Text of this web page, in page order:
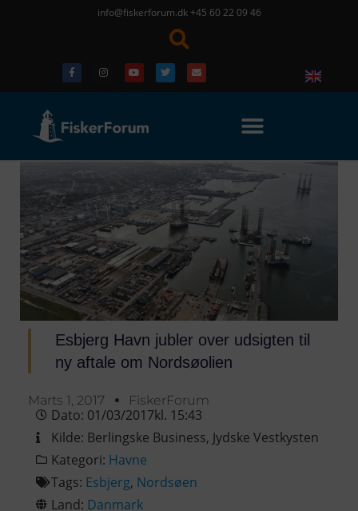
info@fiskerforum.dk +45 60 22 09 46
Esbjerg Havn jubler over udsigten til
ny aftale om Nordsøolien
Marts 1, 2017 FiskerForum
Dato: 01/03/2017kl. 15:43
Kilde: Berlingske Business, Jydske Vestkysten
Kategori: Havne
Tags: Esbjerg, Nordsøen
Land: Danmark